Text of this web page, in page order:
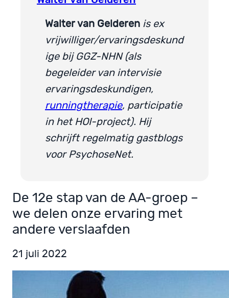
Walter van Gelderen is ex
vrijwilliger/ervaringsdeskund
ige bij GGZ-NHN (als
begeleider van intervisie
ervaringsdeskundigen,
runningtherapie, participatie
in het HOI-project). Hij
schrijft regelmatig gastblogs
voor PsychoseNet.
De 12e stap van de AA-groep –
we delen onze ervaring met
andere verslaafden
21 juli 2022